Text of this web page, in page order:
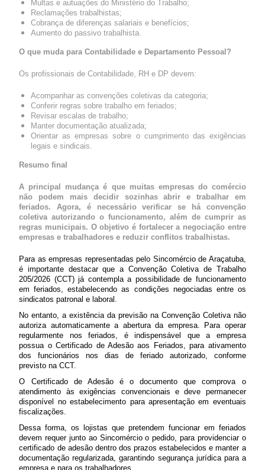
Multas e autuações do Ministério do Trabalho;
Reclamações trabalhistas;
Cobrança de diferenças salariais e benefícios;
Aumento do passivo trabalhista.
O que muda para Contabilidade e Departamento Pessoal?
Os profissionais de Contabilidade, RH e DP devem:
Acompanhar as convenções coletivas da categoria;
Conferir regras sobre trabalho em feriados;
Revisar escalas de trabalho;
Manter documentação atualizada;
Orientar as empresas sobre o cumprimento das exigências
legais e sindicais.
Resumo final
A principal mudança é que muitas empresas do comércio
não podem mais decidir sozinhas abrir e trabalhar em
feriados. Agora, é necessário verificar se há convenção
coletiva autorizando o funcionamento, além de cumprir as
regras municipais. O objetivo é fortalecer a negociação entre
empresas e trabalhadores e reduzir conflitos trabalhistas.
Para as empresas representadas pelo Sincomércio de Araçatuba,
é importante destacar que a Convenção Coletiva de Trabalho
205/2026 (CCT) já contempla a possibilidade de funcionamento
em feriados, estabelecendo as condições negociadas entre os
sindicatos patronal e laboral.
No entanto, a existência da previsão na Convenção Coletiva não
autoriza automaticamente a abertura da empresa. Para operar
regularmente nos feriados, é indispensável que a empresa
possua o Certificado de Adesão aos Feriados, para ativamento
dos funcionários nos dias de feriado autorizado, conforme
previsto na CCT.
O Certificado de Adesão é o documento que comprova o
atendimento às exigências convencionais e deve permanecer
disponível no estabelecimento para apresentação em eventuais
fiscalizações.
Dessa forma, os lojistas que pretendem funcionar em feriados
devem requer junto ao Sincomércio o pedido, para providenciar o
certificado de adesão dentro dos prazos estabelecidos e manter a
documentação regularizada, garantindo segurança jurídica para a
empresa e para os trabalhadores.